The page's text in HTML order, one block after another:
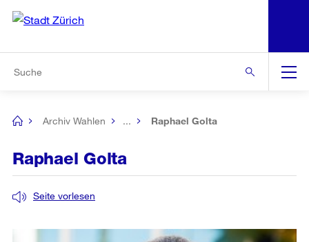
Navigation
[no
Archiv Wahlen ... Raphael Golta
Raphael Golta
Seite vorlesen